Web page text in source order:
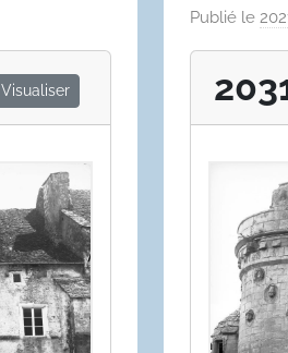
Visualiser
Publié le